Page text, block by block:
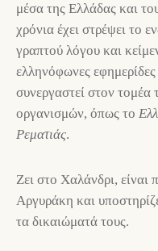
μέσα της Ελλάδας και
χρόνια έχει στρέψει το
γραπτού λόγου και
ελληνόφωνες εφημερίδες
συνεργαστεί στον τομέα
οργανισμών, όπως το
Ρεματιάς.
Ζει στο Χαλάνδρι, είναι
Αργυράκη και
τα δικαιώματά τους.